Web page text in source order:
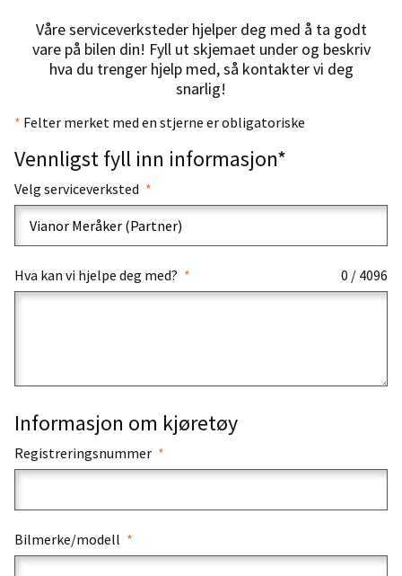
Våre serviceverksteder hjelper deg med å ta godt
vare på bilen din! Fyll ut skjemaet under og beskriv
hva du trenger hjelp med, så kontakter vi deg
snarlig!
* Felter merket med en stjerne er obligatoriske
Vennligst fyll inn informasjon*
Velg serviceverksted
Hva kan vi hjelpe deg med? 0 / 4096
Informasjon om kjøretøy
Registreringsnummer
Bilmerke/modell